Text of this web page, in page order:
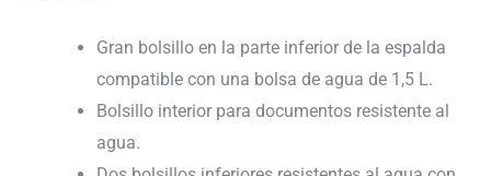
Gran bolsillo en la parte inferior de la espalda
compatible con una bolsa de agua de 1,5 L.
Bolsillo interior para documentos resistente al
agua.